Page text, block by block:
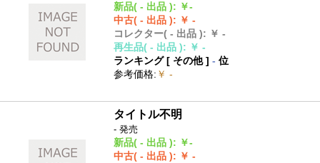
新品( - 出品 ): ￥-
中古( - 出品 ): ￥ -
コレクター( - 出品 ): ￥ -
再生品( - 出品 ): ￥ -
ランキング [ その他]- 位
参考価格: ￥ -
タイトル不明
- 発売
新品( - 出品 ): ￥-
中古( - 出品 ): ￥ -